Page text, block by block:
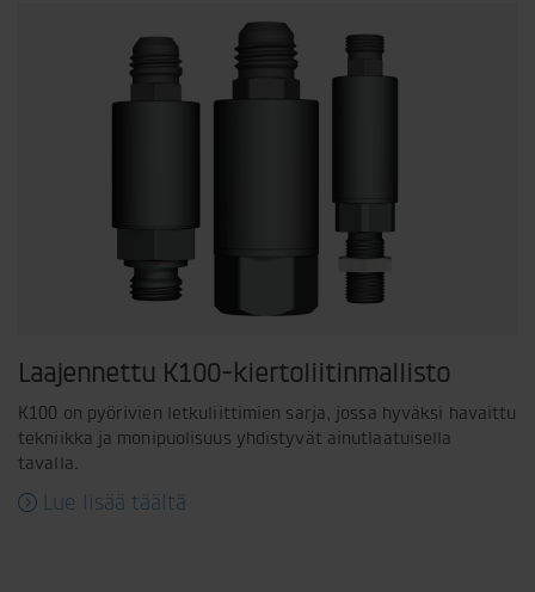
Laajennettu K100-kiertoliitinmallisto
K100 on pyörivien letkuliittimien sarja, jossa hyväksi havaittu
tekniikka ja monipuolisuus yhdistyvät ainutlaatuisella
tavalla.
Lue lisää täältä